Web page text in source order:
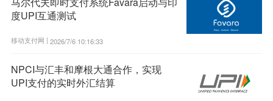
度UPI互通测试
移动支付网 | 2026/7/6 10:16:33
NPCI与汇丰和摩根大通合作，实现
UPI支付的实时外汇结算